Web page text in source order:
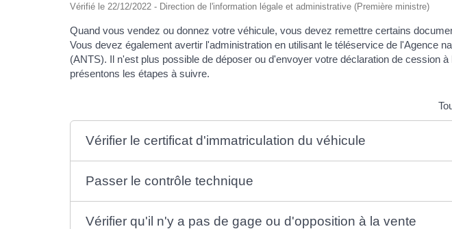
Vérifié le 22/12/2022 - Direction de l'information légale et administrative (Première ministre)
Quand vous vendez ou donnez votre véhicule, vous devez remettre certains
Vous devez également avertir l'administration en utilisant le téléservice de l'Agence
(ANTS). Il n'est plus possible de déposer ou d'envoyer votre déclaration de cession
présentons les étapes à suivre.
Vérifier le certificat d'immatriculation du véhicule
Passer le contrôle technique
Vérifier qu'il n'y a pas de gage ou d'opposition à la vente